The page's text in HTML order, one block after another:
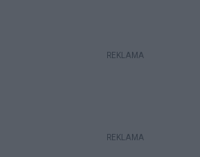
REKLAMA
REKLAMA